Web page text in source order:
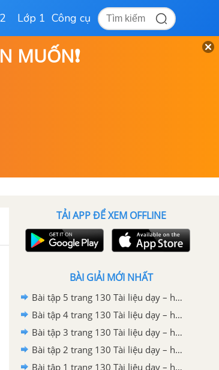
Lớp 1 Công cụ
MUỐN❗
TẢI APP ĐỂ XEM OFFLINE
BÀI GIẢI MỚI NHẤT
Bài tập 5 trang 130 Tài liệu dạy – học Toán 7 tập 2 - Hình học
Bài tập 4 trang 130 Tài liệu dạy – học Toán 7 tập 2 - Hình học
Bài tập 3 trang 130 Tài liệu dạy – học Toán 7 tập 2 - Hình học
Bài tập 2 trang 130 Tài liệu dạy – học Toán 7 tập 2
Bài tập 1 trang 130 Tài liệu dạy – học Toán 7 tập 2